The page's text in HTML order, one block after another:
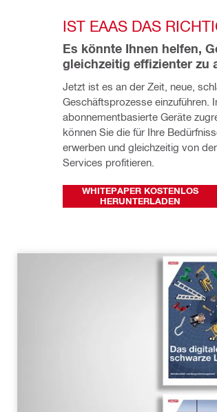
IST EAAS DAS
Es könnte Ihnen helfen,
gleichzeitig effizienter zu
Jetzt ist es an der Zeit, neue,
Geschäftsprozesse einzuführen.
abonnementbasierte Geräte
können Sie die für Ihre
erwerben und gleichzeitig von
Services profitieren.
WHITEPAPER KOSTENLOS
HERUNTERLADEN